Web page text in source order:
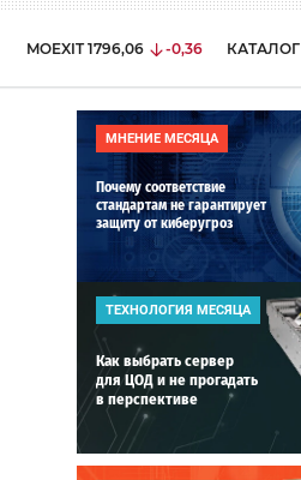
MOEXIT 1796,06 -0,36 КАТАЛОГ
МНЕНИЕ МЕСЯЦА
Почему соответствие
стандартам не гарантирует
защиту от киберугроз
ТЕХНОЛОГИЯ МЕСЯЦА
Как выбрать сервер
для ЦОД и не прогадать
в перспективе